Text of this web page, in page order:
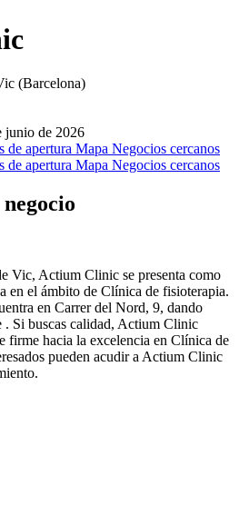
(Barcelona)
junio de 2026
de apertura Mapa Negocios cercanos
de apertura Mapa Negocios cercanos
Vic, Actium Clinic se presenta como
en el ámbito de Clínica de fisioterapia.
en Carrer del Nord, 9, dando
. Si buscas calidad, Actium Clinic
firme hacia la excelencia en Clínica de
pueden acudir a Actium Clinic